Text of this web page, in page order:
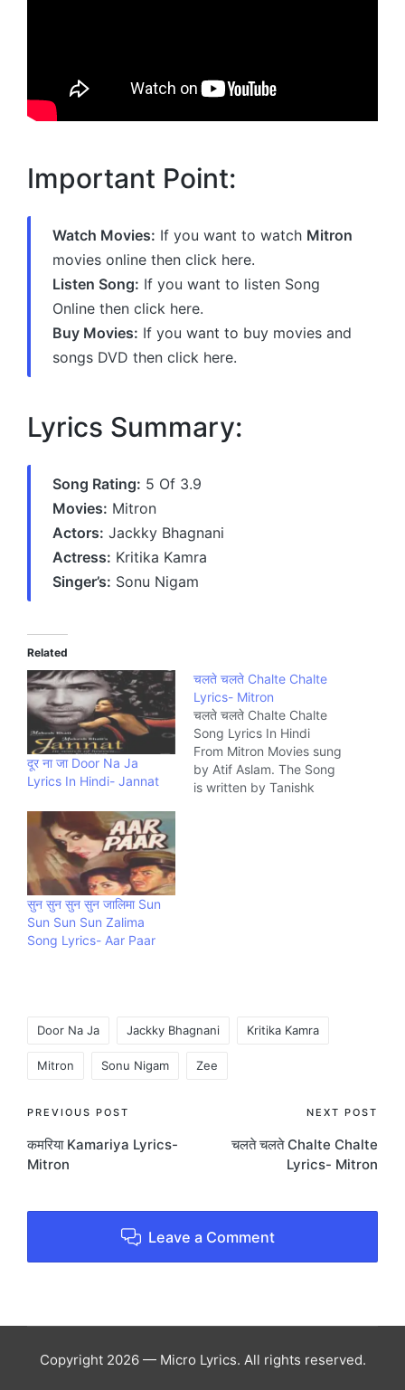
Important Point:
Watch Movies: If you want to watch Mitron
movies online then click here.
Listen Song: If you want to listen Song
Online then click here.
Buy Movies: If you want to buy movies and
songs DVD then click here.
Lyrics Summary:
Song Rating: 5 Of 3.9
Movies: Mitron
Actors: Jackky Bhagnani
Actress: Kritika Kamra
Singer’s: Sonu Nigam
Related
दूर ना जा Door Na Ja
Lyrics In Hindi- Jannat
चलते चलते Chalte Chalte
Lyrics- Mitron
चलते चलते Chalte Chalte
Song Lyrics In Hindi
From Mitron Movies sung
by Atif Aslam. The Song
is written by Tanishk
सुन सुन सुन सुन जालिमा Sun
Sun Sun Sun Zalima
Song Lyrics- Aar Paar
Door Na Ja Jackky Bhagnani Kritika Kamra
Mitron Sonu Nigam Zee
Post
navigation
PREVIOUS POST
कमरिया Kamariya Lyrics-
Mitron
NEXT POST
चलते चलते Chalte Chalte
Lyrics- Mitron
Leave a Comment
Copyright 2026 — Micro Lyrics. All rights reserved.